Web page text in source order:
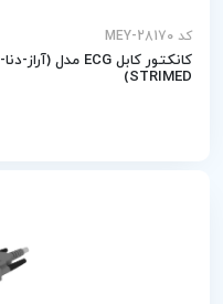
کد MEY-28170
STRIMED)